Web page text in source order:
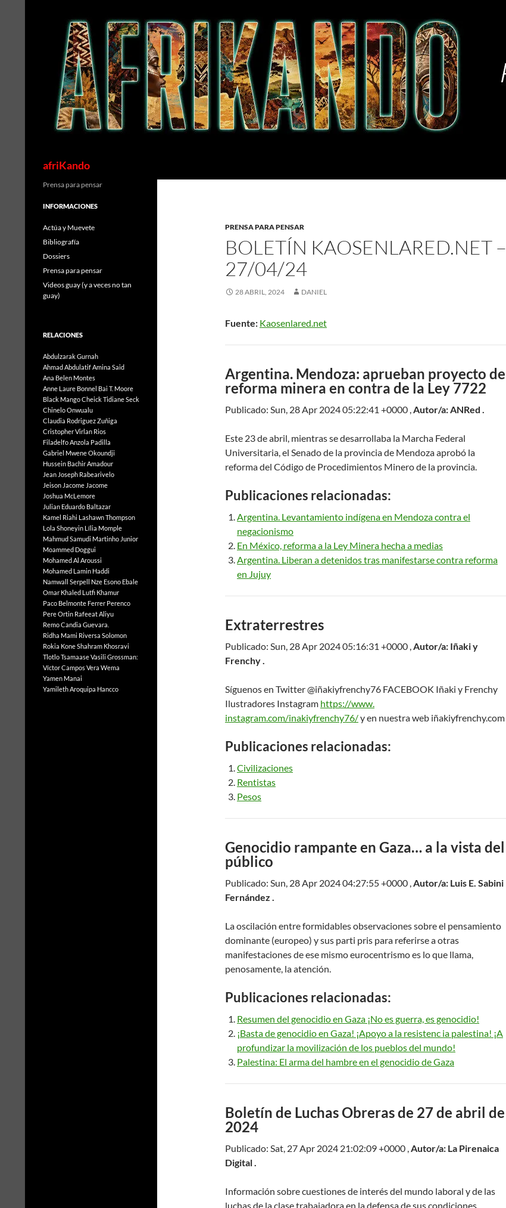
afriKando
PRENSA PARA PENSAR
BOLETÍN KAOSENLARED.NET –
27/04/24
28 ABRIL, 2024 DANIEL
Fuente: Kaosenlared.net
Argentina. Mendoza: aprueban proyecto de
reforma minera en contra de la Ley 7722
Publicado: Sun, 28 Apr 2024 05:22:41 +0000 ,Autor/a: ANRed .
Este 23 de abril, mientras se desarrollaba la Marcha Federal
Universitaria, el Senado de la provincia de Mendoza aprobó la
reforma del Código de Procedimientos Minero de la provincia.
Publicaciones relacionadas:
Argentina. Levantamiento indígena en Mendoza contra el
negacionismo
En México, reforma a la Ley Minera hecha a medias
Argentina. Liberan a detenidos tras manifestarse contra reforma
en Jujuy
Extraterrestres
Publicado: Sun, 28 Apr 2024 05:16:31 +0000 ,Autor/a: Iñaki y
Frenchy .
Síguenos en Twitter @iñakiyfrenchy76 FACEBOOK Iñaki y Frenchy
Ilustradores Instagram https://www.
instagram.com/inakiyfrenchy76/y en nuestra web iñakiyfrenchy.com
Publicaciones relacionadas:
Civilizaciones
Rentistas
Pesos
Genocidio rampante en Gaza… a la vista del
público
Publicado: Sun, 28 Apr 2024 04:27:55 +0000 ,Autor/a: Luis E. Sabini
Fernández .
La oscilación entre formidables observaciones sobre el pensamiento
dominante (europeo) y sus parti pris para referirse a otras
manifestaciones de ese mismo eurocentrismo es lo que llama,
penosamente, la atención.
Publicaciones relacionadas:
Resumen del genocidio en Gaza ¡No es guerra, es genocidio!
¡Basta de genocidio en Gaza! ¡Apoyo a la resistenc ia palestina! ¡A
profundizar la movilización de los pueblos del mundo!
Palestina: El arma del hambre en el genocidio de Gaza
Boletín de Luchas Obreras de 27 de abril de
2024
Publicado: Sat, 27 Apr 2024 21:02:09 +0000 ,Autor/a: La Pirenaica
Digital .
Información sobre cuestiones de interés del mundo laboral y de las
luchas de la clase trabajadora en la defensa de sus condiciones
Prensa para pensar
INFORMACIONES
Actúa y Muevete
Bibliografía
Dossiers
Prensa para pensar
Videos guay (y a veces no tan
guay)
RELACIONES
Abdulzarak Gurnah
Ahmad AbdulatifAmina Said
Ana Belen Montes
Anne Laure Bonnel Bai T. Moore
Black MangoCheick Tidiane Seck
Chinelo Onwualu
Claudia Rodriguez Zuñiga
Cristopher Virlan Rios
Filadelfo Anzola Padilla
Gabriel Mwene Okoundji
Hussein Bachir Amadour
Jean Joseph Rabearivelo
Jeison Jacome Jacome
Joshua McLemore
Julian Eduardo Baltazar
Kamel Riahi Lashawn Thompson
Lola Shoneyin Lília Momple
Mahmud Samudi Martinho Junior
Moammed Doggui
Mohamed Al Aroussi
Mohamed Lamin Haddi
Namwall Serpell Nze Esono Ebale
Omar Khaled Lutfi Khamur
Paco Belmonte Ferrer Perenco
Pere Ortin Rafeeat Aliyu
Remo Candia Guevara.
Ridha Mami Riversa Solomon
Rokia KoneShahram Khosravi
Tlotlo TsamaaseVasili Grossman:
Víctor Campos Vera Wema
Yamen Manai
Yamileth Aroquipa Hancco